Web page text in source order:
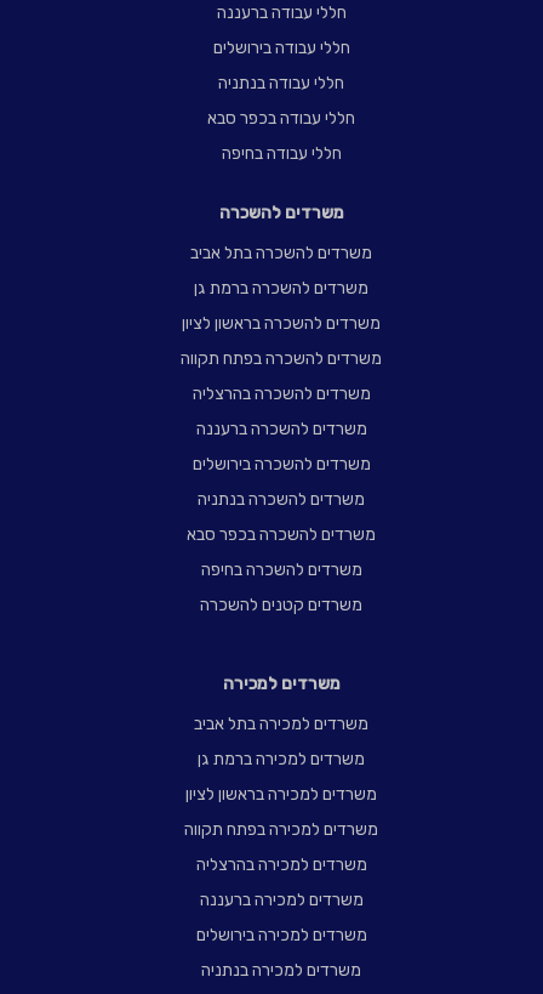
חללי עבודה ברעננה
חללי עבודה בירושלים
חללי עבודה בנתניה
חללי עבודה בכפר סבא
חללי עבודה בחיפה
משרדים להשכרה
משרדים להשכרה בתל אביב
משרדים להשכרה ברמת גן
משרדים להשכרה בראשון לציון
משרדים להשכרה בפתח תקווה
משרדים להשכרה בהרצליה
משרדים להשכרה ברעננה
משרדים להשכרה בירושלים
משרדים להשכרה בנתניה
משרדים להשכרה בכפר סבא
משרדים להשכרה בחיפה
משרדים קטנים להשכרה
משרדים למכירה
משרדים למכירה בתל אביב
משרדים למכירה ברמת גן
משרדים למכירה בראשון לציון
משרדים למכירה בפתח תקווה
משרדים למכירה בהרצליה
משרדים למכירה ברעננה
משרדים למכירה בירושלים
משרדים למכירה בנתניה